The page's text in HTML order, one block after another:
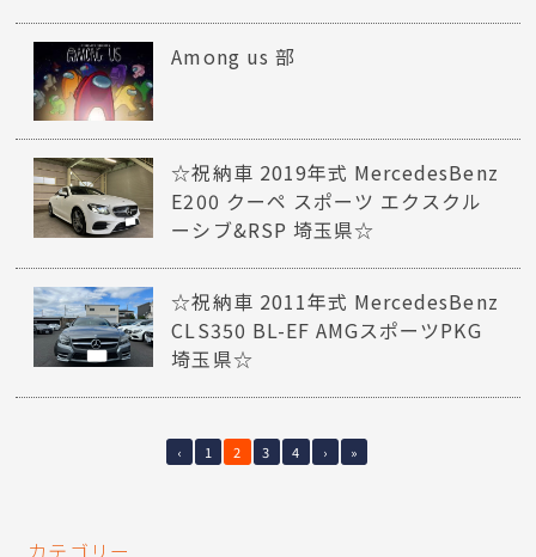
Among us 部
☆祝納車 2019年式 MercedesBenz
E200 クーペ スポーツ エクスクル
ーシブ&RSP 埼玉県☆
☆祝納車 2011年式 MercedesBenz
CLS350 BL-EF AMGスポーツPKG
埼玉県☆
‹ 1 2 3 4 › »